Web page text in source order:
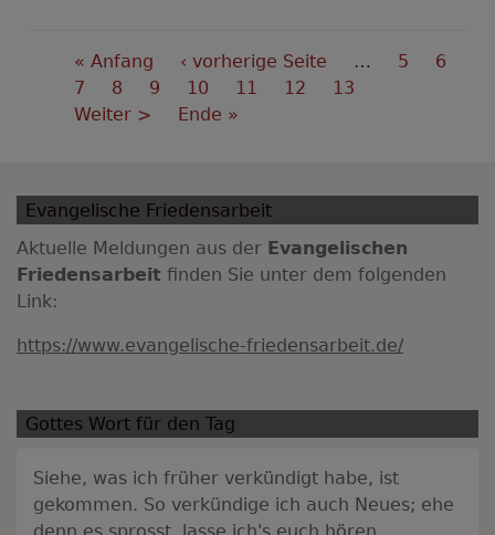
Seitennummerierung
First
page
« Anfang
Vorherige
Seite
‹ vorherige Seite … Seite
5 Seite
6
Seite
7 Seite
8 Seite
9 Seite
10
Aktuelle
Seite
11 Seite
12 Seite
13
Nächste
Weiter >
Last
Ende »
Evangelische Friedensarbeit
Aktuelle Meldungen aus der Evangelischen
Friedensarbeit finden Sie unter dem folgenden
Link:
https://www.evangelische-friedensarbeit.de/
Gottes Wort für den Tag
Siehe, was ich früher verkündigt habe, ist
gekommen. So verkündige ich auch Neues; ehe